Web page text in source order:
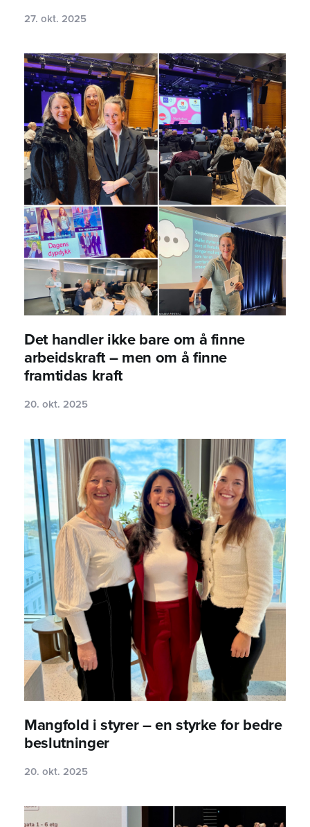
27. okt. 2025
Det handler ikke bare om å finne
arbeidskraft – men om å finne
framtidas kraft
20. okt. 2025
Mangfold i styrer – en styrke for bedre
beslutninger
20. okt. 2025